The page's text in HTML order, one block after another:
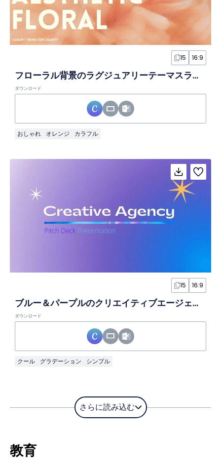
15 16:9
フローラル背景のラグジュアリーテーマスライド
ダウンロード
おしゃれ オレンジ カラフル
15 16:9
ブルー＆パープルのクリエイティブエージェンシー背景スライド
ダウンロード
クール グラデーション シンプル
さらに読み込む
教育